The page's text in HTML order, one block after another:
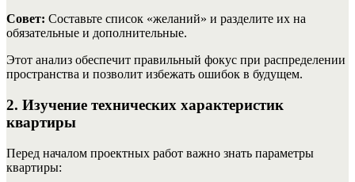
Совет: Составьте список «желаний» и разделите их на
обязательные и дополнительные.
Этот анализ обеспечит правильный фокус при распределении
пространства и позволит избежать ошибок в будущем.
2. Изучение технических характеристик
квартиры
Перед началом проектных работ важно знать параметры
квартиры: